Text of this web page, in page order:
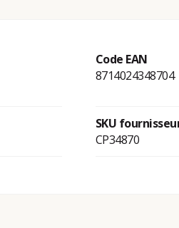
Code EAN
8714024348704
SKU
CP34870